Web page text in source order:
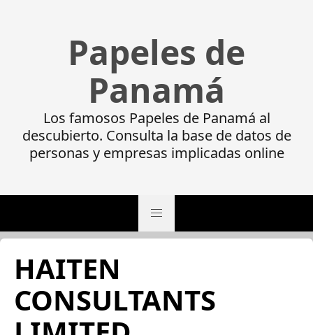
Papeles de
Panamá
Los famosos Papeles de Panamá al
descubierto. Consulta la base de datos de
personas y empresas implicadas online
HAITEN
CONSULTANTS